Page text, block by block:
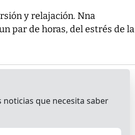
y relajación. Nna
par de horas, del estrés de la